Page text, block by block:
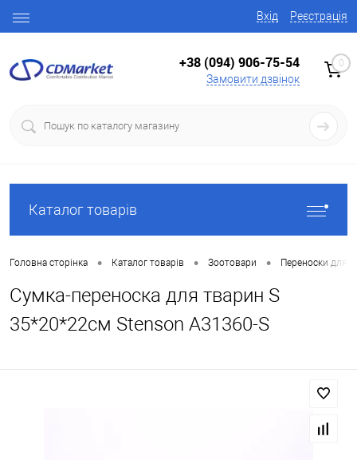
Вхід Реєстрація
+38 (094) 906-75-54
Замовити дзвінок
0
Каталог товарів
Головна сторінка • Каталог товарів • Зоотовари • Переноски для
Сумка-переноска для тварин S
35*20*22см Stenson A31360-S